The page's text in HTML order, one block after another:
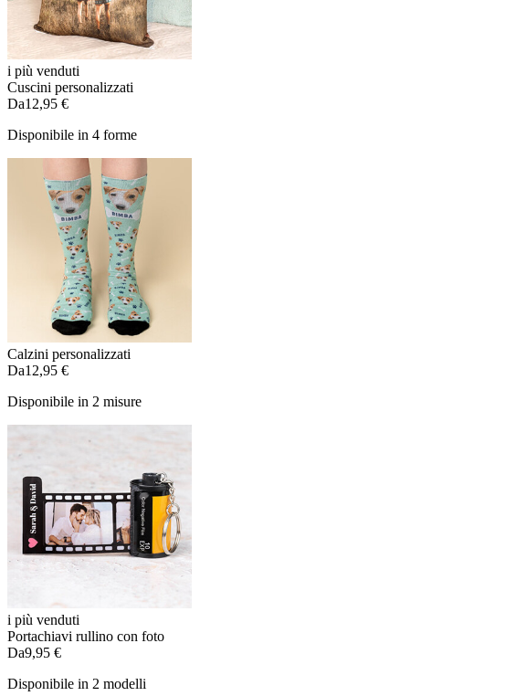
i più venduti
Cuscini personalizzati
Da12,95 €
Disponibile in 4 forme
Calzini personalizzati
Da12,95 €
Disponibile in 2 misure
i più venduti
Portachiavi rullino con foto
Da9,95 €
Disponibile in 2 modelli